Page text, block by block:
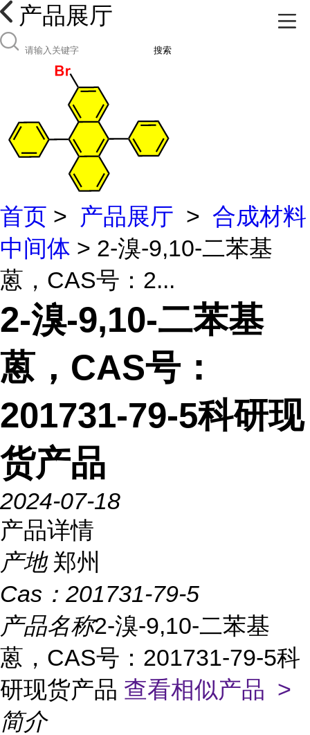
产品展厅
搜索
首页 > 产品展厅 > 合成材料
中间体 > 2-溴-9,10-二苯基
蒽，CAS号：2...
2-溴-9,10-二苯基
蒽，CAS号：
201731-79-5科研现
货产品
2024-07-18
产品详情
产地 郑州
Cas： 201731-79-5
产品名称2-溴-9,10-二苯基
蒽，CAS号：201731-79-5科
研现货产品 查看相似产品 >
简介